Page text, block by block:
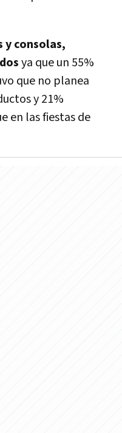
y consolas,
ya que un 55%
que no planea
y 21%
en las fiestas de